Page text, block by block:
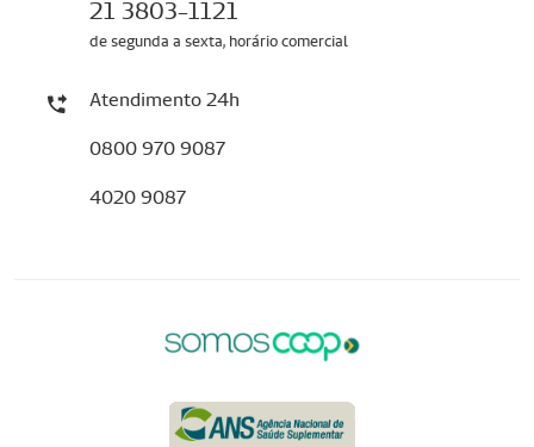
21 3803-1121
de segunda a sexta, horário comercial
Atendimento 24h
0800 970 9087
4020 9087